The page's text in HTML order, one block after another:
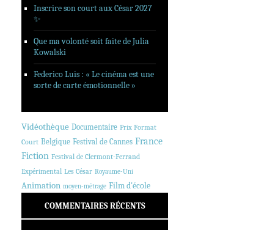
Inscrire son court aux César 2027
✨
Que ma volonté soit faite de Julia
Kowalski
Federico Luis : « Le cinéma est une
sorte de carte émotionnelle »
Vidéothèque Documentaire Prix Format
Court Belgique Festival de Cannes France
Fiction Festival de Clermont-Ferrand
Expérimental Les César Royaume-Uni
Animation moyen-métrage Film d'école
COMMENTAIRES RÉCENTS